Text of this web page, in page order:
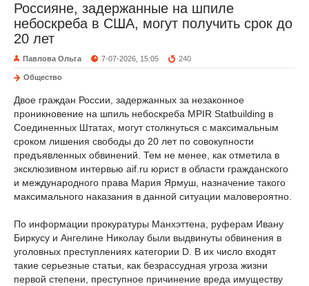
Россияне, задержанные на шпиле
небоскреба в США, могут получить срок до
20 лет
Павлова Ольга 7-07-2026, 15:05 240
Общество
Двое граждан России, задержанных за незаконное
проникновение на шпиль небоскреба MPIR Statbuilding в
Соединенных Штатах, могут столкнуться с максимальным
сроком лишения свободы до 20 лет по совокупности
предъявленных обвинений. Тем не менее, как отметила в
эксклюзивном интервью aif.ru юрист в области гражданского
и международного права Мария Ярмуш, назначение такого
максимального наказания в данной ситуации маловероятно.
По информации прокуратуры Манхэттена, руферам Ивану
Биркусу и Ангелине Николау были выдвинуты обвинения в
уголовных преступлениях категории D. В их число входят
такие серьезные статьи, как безрассудная угроза жизни
первой степени, преступное причинение вреда имуществу